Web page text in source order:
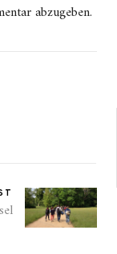
abzugeben.